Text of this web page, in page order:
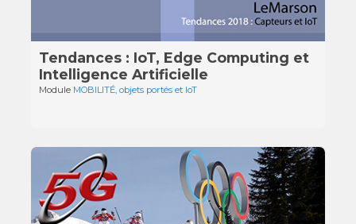
Tendances : IoT, Edge Computing et
Intelligence Artificielle
Module MOBILITÉ, objets portés et IoT